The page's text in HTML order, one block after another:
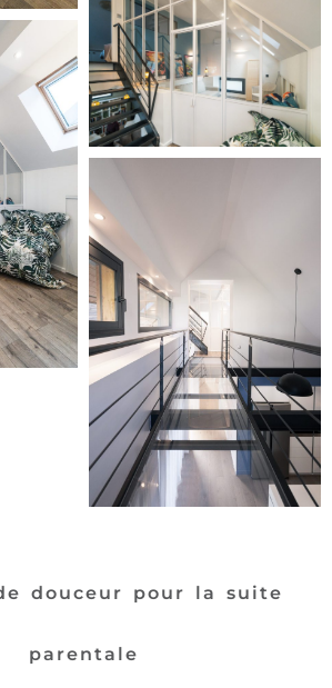
douceur pour la suite
parentale